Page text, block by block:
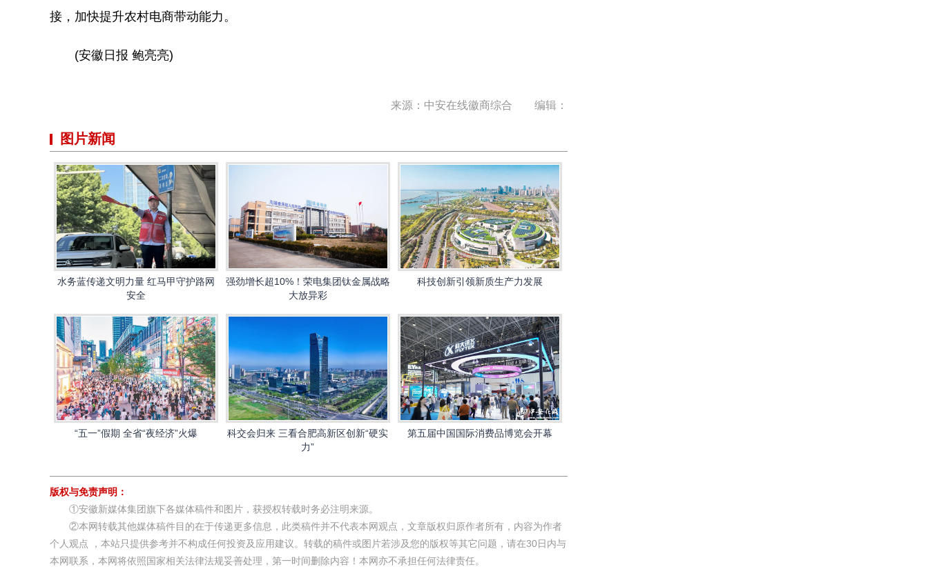
接，加快提升农村电商带动能力。
(安徽日报 鲍亮亮)
来源：中安在线徽商综合 编辑：
图片新闻
水务蓝传递文明力量 红马甲守护路网
安全
强劲增长超10%！荣电集团钛金属战略
大放异彩
科技创新引领新质生产力发展
“五一”假期 全省“夜经济”火爆
科交会归来 三看合肥高新区创新“硬实
力”
第五届中国国际消费品博览会开幕
版权与免责声明：
①安徽新媒体集团旗下各媒体稿件和图片，获授权转载时务必注明来源。
②本网转载其他媒体稿件目的在于传递更多信息，此类稿件并不代表本网观点，文章版权归原作者所有，内容为作者
个人观点 ，本站只提供参考并不构成任何投资及应用建议。转载的稿件或图片若涉及您的版权等其它问题，请在30日内与
本网联系，本网将依照国家相关法律法规妥善处理，第一时间删除内容！本网亦不承担任何法律责任。